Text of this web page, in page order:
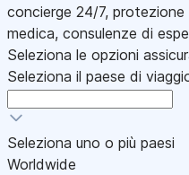
concierge 24/7,
medica, consulenze di
Seleziona le opzioni
Seleziona il paese di
Seleziona uno o più paesi
Worldwide